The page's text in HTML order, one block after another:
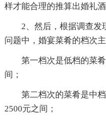
样才能合理的推算出婚礼酒
2、然后，根据调查发
问题中，婚宴菜肴的档次
第一档次是低档的菜
间；
第二档次的菜肴是中
2500元之间；